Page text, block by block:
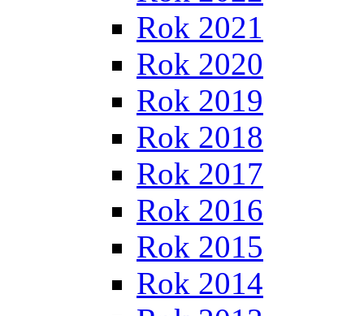
Rok 2021
Rok 2020
Rok 2019
Rok 2018
Rok 2017
Rok 2016
Rok 2015
Rok 2014